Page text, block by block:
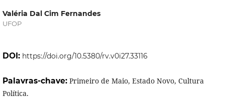
Valéria Dal Cim Fernandes
UFOP
DOI: https://doi.org/10.5380/rv.v0i27.33116
Palavras-chave: Primeiro de Maio, Estado Novo, Cultura
Política.